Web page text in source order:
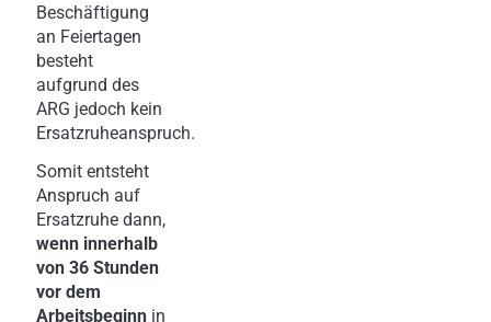
Beschäftigung
an Feiertagen
besteht
aufgrund des
ARG jedoch kein
Ersatzruheanspruch.
Somit entsteht
Anspruch auf
Ersatzruhe dann,
wenn innerhalb
von 36 Stunden
vor dem
Arbeitsbeginn in